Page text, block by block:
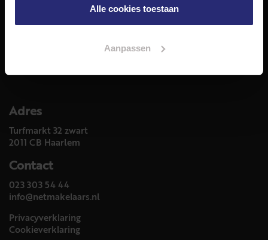
Alle cookies toestaan
Aanpassen
Aankoop
Meer informatie over
Adres
Turfmarkt 32 zwart
2011 CB Haarlem
Contact
023 303 54 44
info@netmakelaars.nl
Privacyverklaring
Cookieverklaring